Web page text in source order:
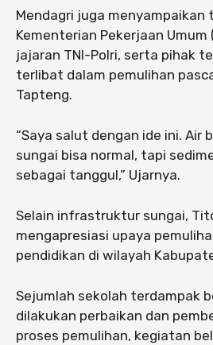
Mendagri juga menyampaikan
Kementerian Pekerjaan Umum
jajaran TNI-Polri, serta pihak
terlibat dalam pemulihan
Tapteng.
“Saya salut dengan ide ini. Air
sungai bisa normal, tapi
sebagai tanggul,” Ujarnya.
Selain infrastruktur sungai,
mengapresiasi upaya
pendidikan di wilayah
Sejumlah sekolah terdampak
dilakukan perbaikan dan
proses pemulihan, kegiatan